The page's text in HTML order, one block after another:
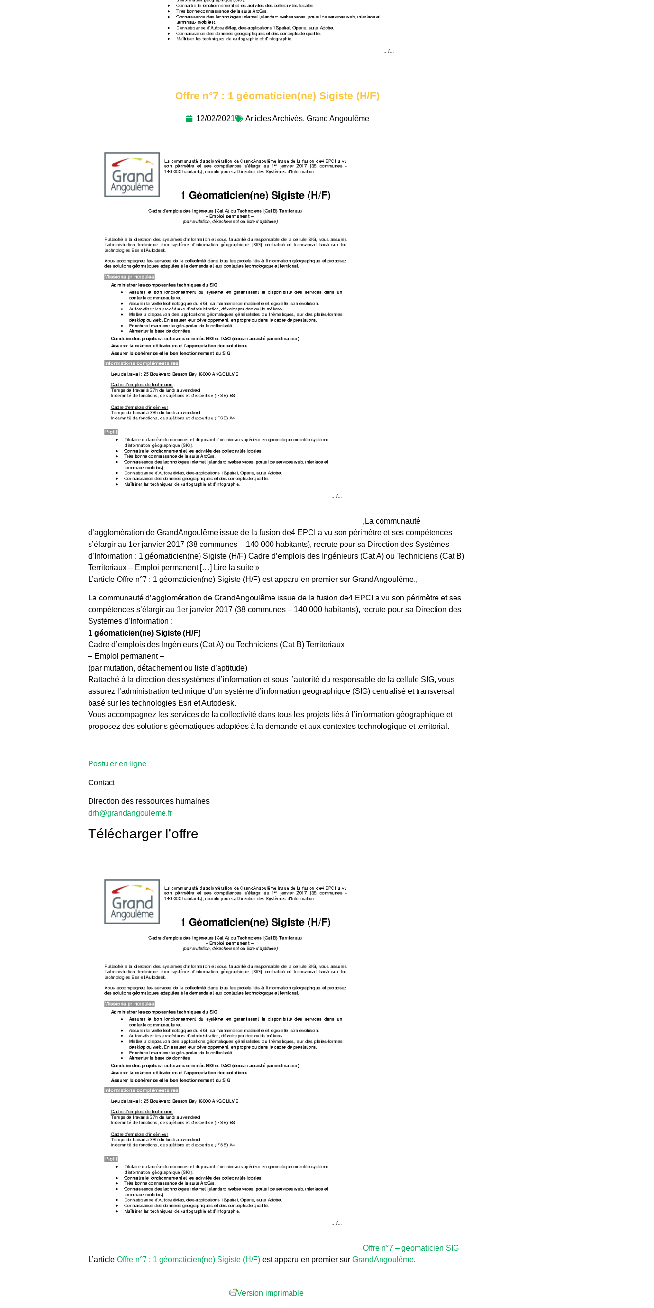
Offre n°7 : 1 géomaticien(ne) Sigiste (H/F)
12/02/2021 Articles Archivés, Grand Angoulême
,La communauté
d’agglomération de GrandAngoulême issue de la fusion de4 EPCI a vu son périmètre et ses compétences
s’élargir au 1er janvier 2017 (38 communes – 140 000 habitants), recrute pour sa Direction des Systèmes
d’Information : 1 géomaticien(ne) Sigiste (H/F) Cadre d’emplois des Ingénieurs (Cat A) ou Techniciens (Cat B)
Territoriaux – Emploi permanent […] Lire la suite »
L’article Offre n°7 : 1 géomaticien(ne) Sigiste (H/F) est apparu en premier sur GrandAngoulême.,
La communauté d’agglomération de GrandAngoulême issue de la fusion de4 EPCI a vu son périmètre et ses
compétences s’élargir au 1er janvier 2017 (38 communes – 140 000 habitants), recrute pour sa Direction des
Systèmes d’Information :
1 géomaticien(ne) Sigiste (H/F)
Cadre d’emplois des Ingénieurs (Cat A) ou Techniciens (Cat B) Territoriaux
– Emploi permanent –
(par mutation, détachement ou liste d’aptitude)
Rattaché à la direction des systèmes d’information et sous l’autorité du responsable de la cellule SIG, vous
assurez l’administration technique d’un système d’information géographique (SIG) centralisé et transversal
basé sur les technologies Esri et Autodesk.
Vous accompagnez les services de la collectivité dans tous les projets liés à l’information géographique et
proposez des solutions géomatiques adaptées à la demande et aux contextes technologique et territorial.
Postuler en ligne
Contact
Direction des ressources humaines
drh@grandangouleme.fr
Télécharger l’offre
Offre n°7 – geomaticien SIG
L’article Offre n°7 : 1 géomaticien(ne) Sigiste (H/F) est apparu en premier sur GrandAngoulême.
Version imprimable